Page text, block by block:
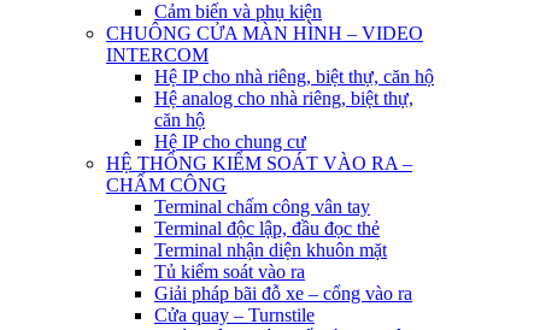
Cảm biến và phụ kiện
CHUÔNG CỬA MÀN HÌNH – VIDEO
INTERCOM
Hệ IP cho nhà riêng, biệt thự, căn hộ
Hệ analog cho nhà riêng, biệt thự,
căn hộ
Hệ IP cho chung cư
HỆ THỐNG KIỂM SOÁT VÀO RA –
CHẤM CÔNG
Terminal chấm công vân tay
Terminal độc lập, đầu đọc thẻ
Terminal nhận diện khuôn mặt
Tủ kiểm soát vào ra
Giải pháp bãi đỗ xe – cổng vào ra
Cửa quay – Turnstile